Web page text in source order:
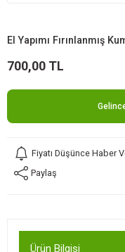
El Yapımı Fırınlanmış
700,00 TL
Fiyatı Düşünce Haber
Paylaş
Ürün Bilgisi